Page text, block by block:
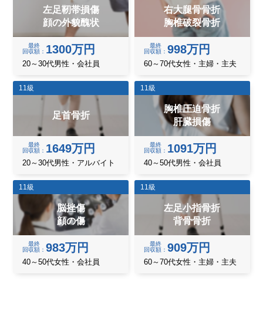
左足靭帯損傷
顔の外貌醜状
最終
回収額
1300万円
20～30代男性・会社員
右大腿骨骨折
胸椎破裂骨折
最終
回収額
998万円
60～70代女性・主婦・主夫
11級
足首骨折
最終
回収額
1649万円
20～30代男性・アルバイト
11級
胸椎圧迫骨折
肝臓損傷
最終
回収額
1091万円
40～50代男性・会社員
11級
脳挫傷
顔の傷
最終
回収額
983万円
40～50代女性・会社員
11級
左足小指骨折
背骨骨折
最終
回収額
909万円
60～70代女性・主婦・主夫